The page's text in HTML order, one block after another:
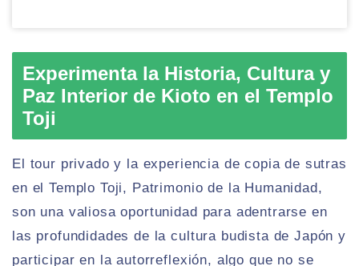
Experimenta la Historia, Cultura y
Paz Interior de Kioto en el Templo
Toji
El tour privado y la experiencia de copia de sutras
en el Templo Toji, Patrimonio de la Humanidad,
son una valiosa oportunidad para adentrarse en
las profundidades de la cultura budista de Japón y
participar en la autorreflexión, algo que no se